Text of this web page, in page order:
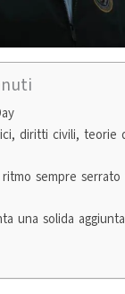
diritti civili, teorie
sempre serrato
una solida